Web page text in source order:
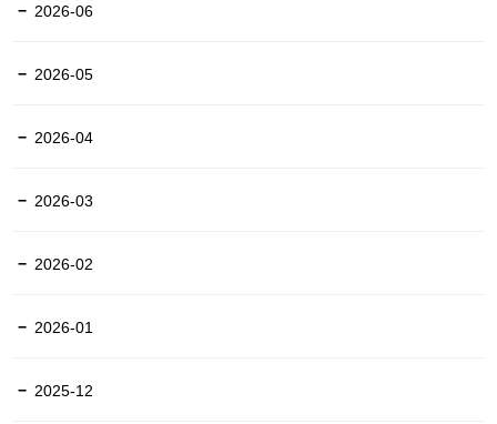
2026-06
2026-05
2026-04
2026-03
2026-02
2026-01
2025-12